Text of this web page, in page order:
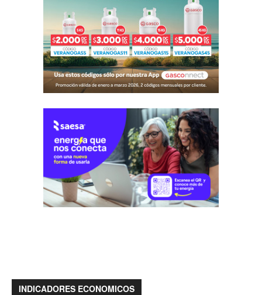
INDICADORES ECONOMICOS